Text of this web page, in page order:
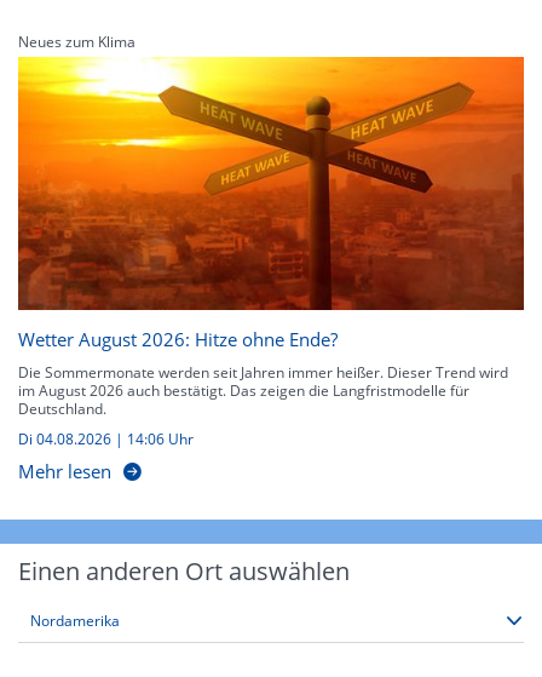
Neues zum Klima
Wetter August 2026: Hitze ohne Ende?
Die Sommermonate werden seit Jahren immer heißer. Dieser Trend wird
im August 2026 auch bestätigt. Das zeigen die Langfristmodelle für
Deutschland.
Di 04.08.2026 | 14:06 Uhr
Mehr lesen
Einen anderen Ort auswählen